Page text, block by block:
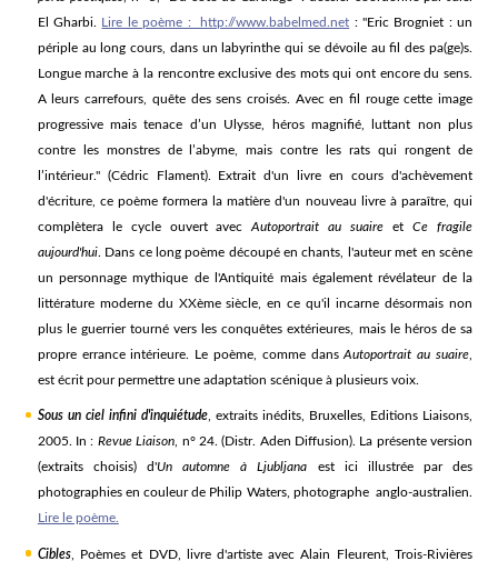
El Gharbi.
Lire le poème : http://www.babelmed.net : "Eric Brogniet : un
périple au long cours, dans un labyrinthe qui se dévoile au fil des pa(ge)s.
Longue marche à la rencontre exclusive des mots qui ont encore du sens.
A leurs carrefours, quête des sens croisés. Avec en fil rouge cette image
progressive mais tenace d’un Ulysse, héros magnifié, luttant non plus
contre les monstres de l’abyme, mais contre les rats qui rongent de
l’intérieur." (Cédric Flament). Extrait d'un livre en cours d'achèvement
d'écriture, ce poème formera la matière d'un nouveau livre à paraître, qui
complètera le cycle ouvert avecAutoportrait au suaire etCe fragile
aujourd'hui. Dans ce long poème découpé en chants, l'auteur met en scène
un personnage mythique de l'Antiquité mais également révélateur de la
littérature moderne du XXème siècle, en ce qu'il incarne désormais non
plus le guerrier tourné vers les conquêtes extérieures, mais le héros de sa
propre errance intérieure. Le poème, comme dansAutoportrait au suaire,
est écrit pour permettre une adaptation scénique à plusieurs voix.
Sous un ciel infini d'inquiétude, extraits inédits, Bruxelles, Editions Liaisons,
2005. In : Revue Liaison, n° 24. (Distr. Aden Diffusion). La présente version
(extraits choisis) d'Un automne à Ljubljana est ici illustrée par des
photographies en couleur de Philip Waters, photographe anglo-australien.
Lire le poème.
Cibles, Poèmes et DVD, livre d'artiste avec Alain Fleurent, Trois-Rivières